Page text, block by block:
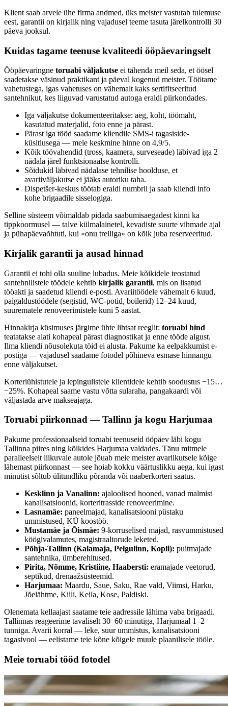
Klient saab arvele ühe firma andmed, üks meister vastutab tulemuse
eest, garantii on kirjalik ning vajadusel teeme tasuta järelkontrolli 30
päeva jooksul.
Kuidas tagame teenuse kvaliteedi ööpäevaringselt
Ööpäevaringne toruabi väljakutse ei tähenda meil seda, et öösel
saadetakse väsinud praktikant ja päeval kogenud meister. Töötame
vahetustega, igas vahetuses on vähemalt kaks sertifitseeritud
santehnikut, kes liiguvad varustatud autoga eraldi piirkondades.
Iga väljakutse dokumenteeritakse: aeg, koht, töömaht,
kasutatud materjalid, foto enne ja pärast.
Pärast iga tööd saadame kliendile SMS-i tagasiside-
küsitlusega — meie keskmine hinne on 4,9/5.
Kõik töövahendid (tross, kaamera, surveseade) läbivad iga 2
nädala järel funktsionaalse kontrolli.
Sõidukid läbivad nädalase tehnilise hoolduse, et
avariiväljakutse ei jääks autoriku taha.
Dispetšer-keskus töötab eraldi numbril ja saab kliendi info
kohe brigaadile sisselogiga.
Selline süsteem võimaldab pidada saabumisaegadest kinni ka
tippkoormusel — talve külmalainetel, kevadiste suurte vihmade ajal
ja pühapäevaõhtuti, kui «onu trelliga» on kõik juba reserveeritud.
Kirjalik garantii ja ausad hinnad
Garantii ei tohi olla suuline lubadus. Meie kõikidele teostatud
santehnilistele töödele kehtib kirjalik garantii, mis on lisatud
tööakti ja saadetud kliendi e-posti. Avariitöödele vähemalt 6 kuud,
paigaldustöödele (segistid, WC-potid, boilerid) 12–24 kuud,
suurematele renoveerimistele kuni 5 aastat.
Hinnakirja küsimuses järgime ühte lihtsat reeglit: toruabi hind
teatatakse alati kohapeal pärast diagnostikat ja enne tööde algust.
Ilma kliendi nõusolekuta töid ei alusta. Pakume ka eelpakkumist e-
postiga — vajadusel saadame fotodel põhineva esmase hinnangu
enne väljakutset.
Korteriühistutele ja lepingulistele klientidele kehtib soodustus −15…
−25%. Kohapeal saame vastu võtta sularaha, pangakaardi või
väljastada arve makseajaga.
Toruabi piirkonnad — Tallinn ja kogu Harjumaa
Pakume professionaalseid toruabi teenuseid ööpäev läbi kogu
Tallinna piires ning kõikides Harjumaa valdades. Tänu mitmele
paralleelselt liikuvale autole jõuab meie meister avariikutsele kõige
lähemast piirkonnast — see hoiab kokku väärtuslikku aega, kui igast
minutist sõltub ülitundliku põranda või naaberkorteri saatus.
Kesklinn ja Vanalinn: ajaloolised hooned, vanad malmist
kanalisatsioonid, korteritrasside renoveerimine.
Lasnamäe: paneelmajad, kanalisatsiooni püstaku
ummistused, KÜ koostöö.
Mustamäe ja Õismäe: 9-korruselised majad, rasvummistused
köögivalamutes, magistraaltorude leketed.
Põhja-Tallinn (Kalamaja, Pelgulinn, Kopli): puitmajade
santehnika, ümberehitused.
Pirita, Nõmme, Kristiine, Haabersti: eramajade veetorud,
septikud, drenaažsüsteemid.
Harjumaa: Maardu, Saue, Saku, Rae vald, Viimsi, Harku,
Jõelähtme, Kiili, Keila, Kose, Paldiski.
Olenemata kellaajast saatame teie aadressile lähima vaba brigaadi.
Tallinnas reageerime tavaliselt 30–60 minutiga, Harjumaal 1–2
tunniga. Avarii korral — leke, suur ummistus, kanalisatsiooni
tagasivool — eelistame teie kõne kõigele muule plaanilisele tööle.
Meie toruabi tööd fotodel